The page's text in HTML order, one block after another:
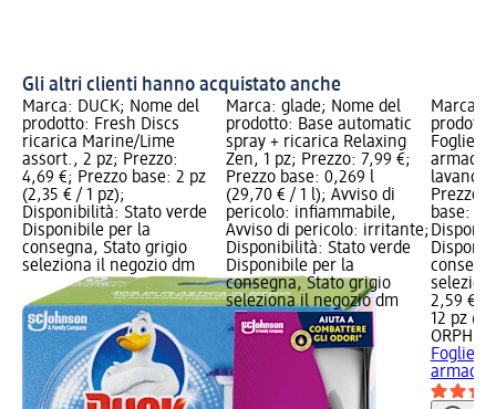
Gli altri clienti hanno acquistato anche
Marca: DUCK; Nome del
prodotto: Fresh Discs
ricarica Marine/Lime
assort., 2 pz; Prezzo:
4,69 €; Prezzo base: 2 pz
(2,35 € / 1 pz);
Disponibilità: Stato verde
Disponibile per la
consegna, Stato grigio
seleziona il negozio dm
Marca: glade; Nome del
prodotto: Base automatic
spray + ricarica Relaxing
Zen, 1 pz; Prezzo: 7,99 €;
Prezzo base: 0,269 l
(29,70 € / 1 l); Avviso di
pericolo: infiammabile,
Avviso di pericolo: irritante;
Disponibilità: Stato verde
Disponibile per la
consegna, Stato grigio
seleziona il negozio dm
Marca:
Foglietti
armadi
lavanda
Prezzo:
base:
2,59 €
12 pz
ORPHEA
Foglietti
armadi